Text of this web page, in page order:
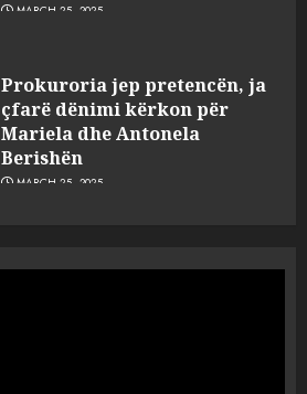
MARCH 25, 2025
Prokuroria jep pretencën, ja
çfarë dënimi kërkon për
Mariela dhe Antonela
Berishën
MARCH 25, 2025